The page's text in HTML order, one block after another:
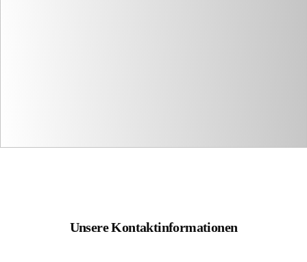
Unsere Kontaktinformationen